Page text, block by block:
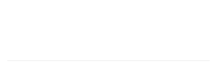
На Украину надвигается циклон Niksala: что